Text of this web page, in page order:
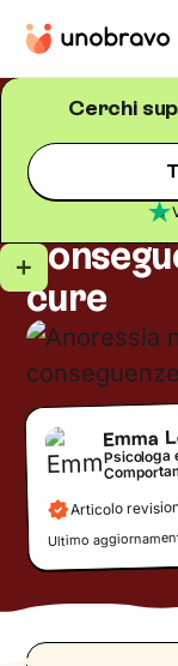
Cerchi
sintomi,
cure
Emma
Psicologa
Articolo
Ultimo